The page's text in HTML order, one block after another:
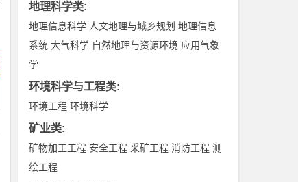
地理科学类:
地理信息科学 人文地理与城乡规划 地理信息
系统 大气科学 自然地理与资源环境 应用气象
学
环境科学与工程类:
环境工程 环境科学
矿业类:
矿物加工工程 安全工程 采矿工程 消防工程 测
绘工程